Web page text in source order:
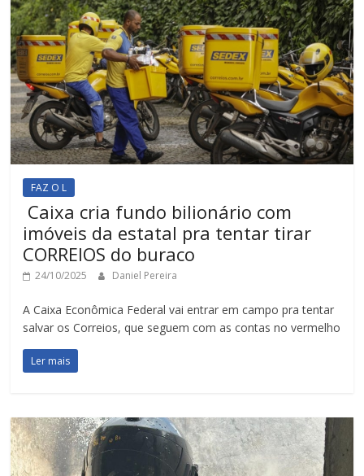
FAZ O L
Caixa cria fundo bilionário com
imóveis da estatal pra tentar tirar
CORREIOS do buraco
24/10/2025 Daniel Pereira
A Caixa Econômica Federal vai entrar em campo pra tentar
salvar os Correios, que seguem com as contas no vermelho
Ler mais